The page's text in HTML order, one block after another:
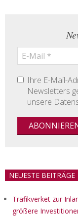
Ihre E-Mail-
Newsletters
unsere
NEUESTE BEITRÄGE
Trafikverket zur
größere